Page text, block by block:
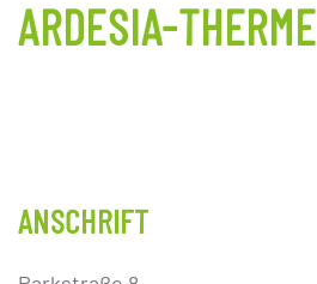
ARDESIA-THERME
ANSCHRIFT